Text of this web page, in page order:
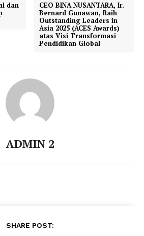
dan
CEO BINA NUSANTARA, Ir.
Bernard Gunawan, Raih
Outstanding Leaders in
Asia 2025 (ACES Awards)
atas Visi Transformasi
Pendidikan Global
ADMIN 2
SHARE POST: